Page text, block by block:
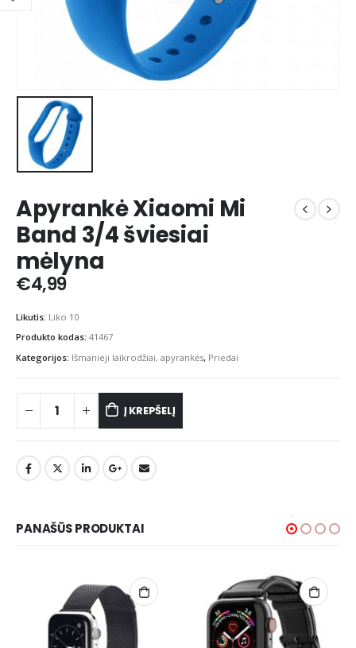
Apyrankė Xiaomi Mi
Band 3/4 šviesiai
mėlyna
€4,99
Likutis: Liko 10
Produkto kodas: 41467
Kategorijos: Išmanieji laikrodžiai, apyrankės, Priedai
Į KREPŠELĮ
PANAŠŪS PRODUKTAI